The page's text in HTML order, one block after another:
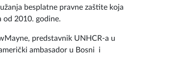
besplatne pravne zaštite koja
od 2010. godine.
predstavnik UNHCR-a u
ambasador u Bosni i